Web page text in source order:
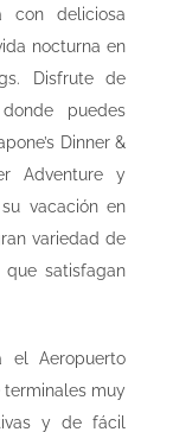
con deliciosa
nocturna en
Disfrute de
puedes
Dinner &
Adventure y
vacación en
variedad de
que satisfagan
el Aeropuerto
terminales muy
y de fácil